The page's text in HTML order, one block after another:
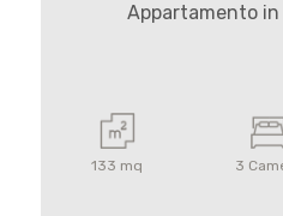
Appartamento
133 mq 3